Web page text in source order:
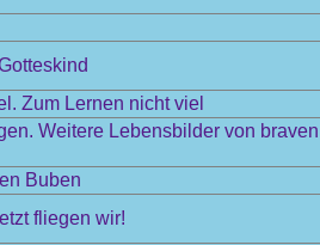
Zum Lernen nicht viel
Weitere Lebensbilder von
Buben
fliegen wir!